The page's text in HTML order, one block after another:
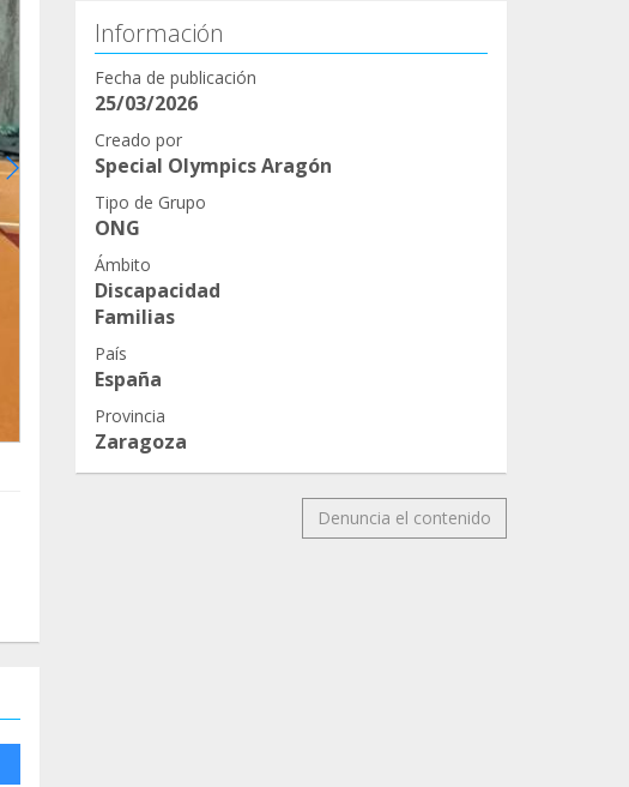
Información
Fecha de publicación
25/03/2026
Creado por
Special Olympics Aragón
Tipo de Grupo
ONG
Ámbito
Discapacidad
Familias
País
España
Provincia
Zaragoza
Denuncia el contenido